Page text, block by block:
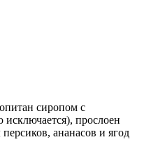
сиропом с
прослоен
ананасов и ягод